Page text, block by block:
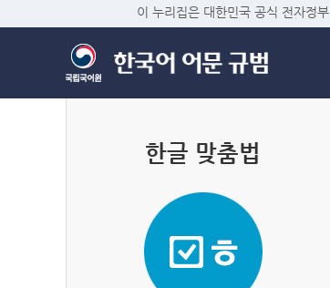
이 누리집은 대한민국 공식 전자정
한글 맞춤법